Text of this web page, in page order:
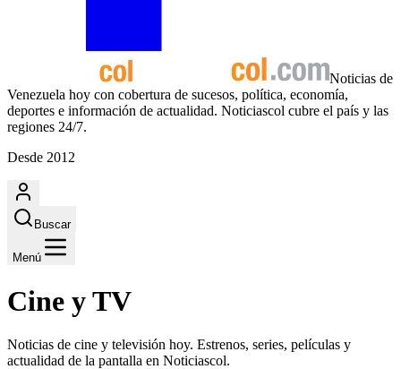
Noticias de
Venezuela hoy con cobertura de sucesos, política, economía,
deportes e información de actualidad. Noticiascol cubre el país y las
regiones 24/7.
Desde 2012
Buscar
Menú
Cine y TV
Noticias de cine y televisión hoy. Estrenos, series, películas y
actualidad de la pantalla en Noticiascol.